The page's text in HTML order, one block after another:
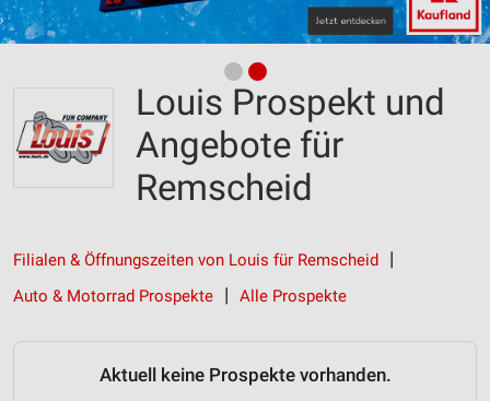
Louis Prospekt und
Angebote für
Remscheid
Filialen & Öffnungszeiten von Louis für Remscheid
Auto & Motorrad Prospekte
Alle Prospekte
Aktuell keine Prospekte vorhanden.